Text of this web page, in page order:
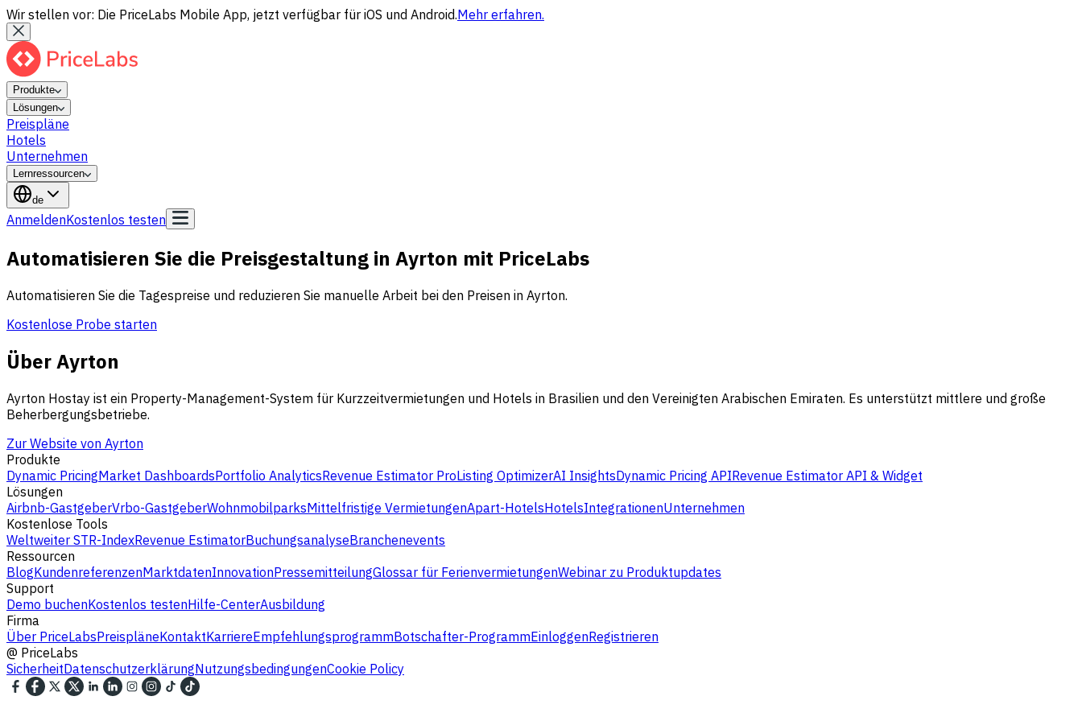
Wir stellen vor: Die PriceLabs Mobile App, jetzt verfügbar für iOS und Android.Mehr erfahren.
Produkte
Lösungen
Preispläne
Hotels
Unternehmen
Lernressourcen
de
AnmeldenKostenlos testen
Automatisieren Sie die Preisgestaltung in Ayrton mit PriceLabs
Automatisieren Sie die Tagespreise und reduzieren Sie manuelle Arbeit bei den Preisen in Ayrton.
Kostenlose Probe starten
Über Ayrton
Ayrton Hostay ist ein Property-Management-System für Kurzzeitvermietungen und Hotels in Brasilien und den Vereinigten Arabischen Emiraten. Es unterstützt mittlere und große
Beherbergungsbetriebe.
Zur Website von Ayrton
Produkte
Dynamic PricingMarket DashboardsPortfolio AnalyticsRevenue Estimator ProListing OptimizerAI InsightsDynamic Pricing APIRevenue Estimator API & Widget
Lösungen
Airbnb-GastgeberVrbo-GastgeberWohnmobilparksMittelfristige VermietungenApart-HotelsHotelsIntegrationenUnternehmen
Kostenlose Tools
Weltweiter STR-IndexRevenue EstimatorBuchungsanalyseBranchenevents
Ressourcen
BlogKundenreferenzenMarktdatenInnovationPressemitteilungGlossar für FerienvermietungenWebinar zu Produktupdates
Support
Demo buchenKostenlos testenHilfe-CenterAusbildung
Firma
Über PriceLabsPreispläneKontaktKarriereEmpfehlungsprogrammBotschafter-ProgrammEinloggenRegistrieren
@ PriceLabs
SicherheitDatenschutzerklärungNutzungsbedingungenCookie Policy